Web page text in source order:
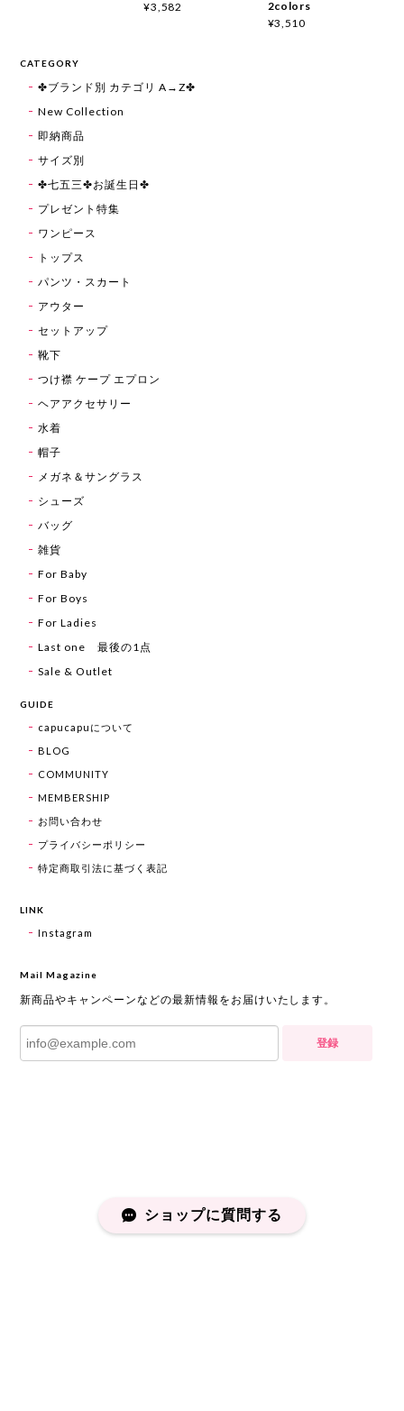
¥3,582
2colors
¥3,510
CATEGORY
✤ブランド別 カテゴリ A→Z✤
New Collection
即納商品
サイズ別
✤七五三✤お誕生日✤
プレゼント特集
ワンピース
トップス
パンツ・スカート
アウター
セットアップ
靴下
つけ襟 ケープ エプロン
ヘアアクセサリー
水着
帽子
メガネ＆サングラス
シューズ
バッグ
雑貨
For Baby
For Boys
For Ladies
Last one 最後の1点
Sale & Outlet
GUIDE
capucapuについて
BLOG
COMMUNITY
MEMBERSHIP
お問い合わせ
プライバシーポリシー
特定商取引法に基づく表記
LINK
Instagram
Mail Magazine
新商品やキャンペーンなどの最新情報をお届けいたします。
登録
ショップに質問する